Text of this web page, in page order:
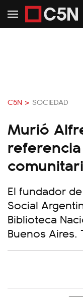
C5N > SOCIEDAD
Murió
El fundador
Social
Biblioteca
Buenos Aires.